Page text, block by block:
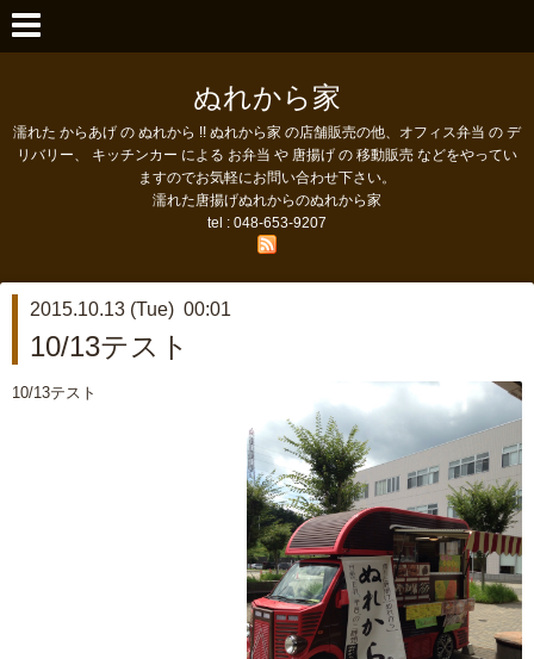
ぬれから家
濡れた からあげ の ぬれから !! ぬれから家 の店舗販売の他、オフィス弁当 の デ
リバリー、 キッチンカー による お弁当 や 唐揚げ の 移動販売 などをやってい
ますのでお気軽にお問い合わせ下さい。
濡れた唐揚げぬれからのぬれから家
tel : 048-653-9207
2015.10.13 (Tue) 00:01
10/13テスト
10/13テスト